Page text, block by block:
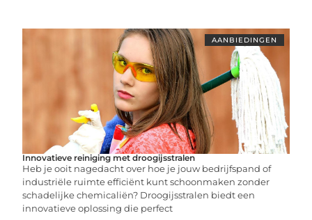
AANBIEDINGEN
Innovatieve reiniging met droogijsstralen
Heb je ooit nagedacht over hoe je jouw bedrijfspand of
industriële ruimte efficiënt kunt schoonmaken zonder
schadelijke chemicaliën? Droogijsstralen biedt een
innovatieve oplossing die perfect